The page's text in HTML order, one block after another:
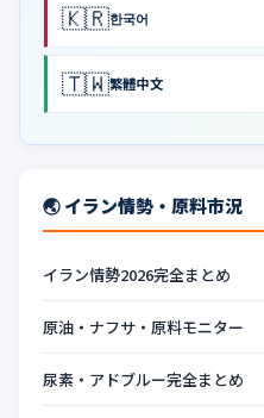
🇰🇷한국어
🇹🇼繁體中文
🌏 イラン情勢・原料市況
イラン情勢2026完全まとめ
原油・ナフサ・原料モニター
尿素・アドブルー完全まとめ